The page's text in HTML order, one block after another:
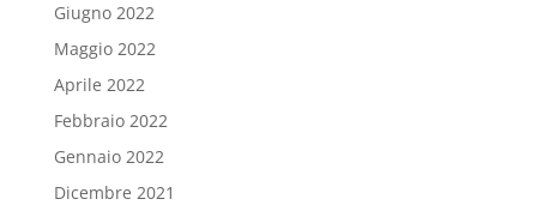
Giugno 2022
Maggio 2022
Aprile 2022
Febbraio 2022
Gennaio 2022
Dicembre 2021